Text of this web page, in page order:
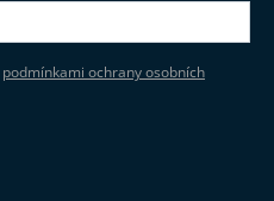
podmínkami ochrany osobních